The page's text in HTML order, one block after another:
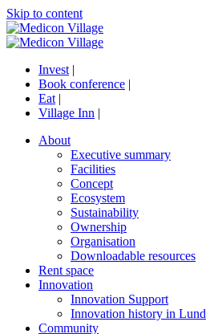
Skip to content
Invest |
Book conference |
Eat |
Village Inn |
About
Executive summary
Facilities
Concept
Ecosystem
Sustainability
Ownership
Organisation
Downloadable resources
Rent space
Innovation
Innovation Support
Innovation history in Lund
Community